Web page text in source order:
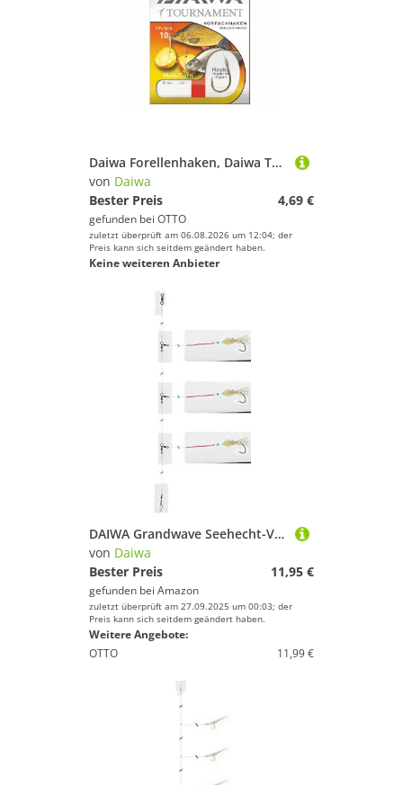
Daiwa Forellenhaken, Daiwa Tournament Maishaken Gr. 1 Gebundene Vorfachhaken
von Daiwa
Bester Preis
4,69 €
gefunden bei OTTO
zuletzt überprüft am 06.08.2026 um 12:04; der
Preis kann sich seitdem geändert haben.
Keine weiteren Anbieter
DAIWA Grandwave Seehecht-Vorfach Super-Strong zum Angeln 300cm schwarz-grün 16517-255
von Daiwa
Bester Preis
11,95 €
gefunden bei Amazon
zuletzt überprüft am 27.09.2025 um 00:03; der
Preis kann sich seitdem geändert haben.
Weitere Angebote:
OTTO
11,99 €